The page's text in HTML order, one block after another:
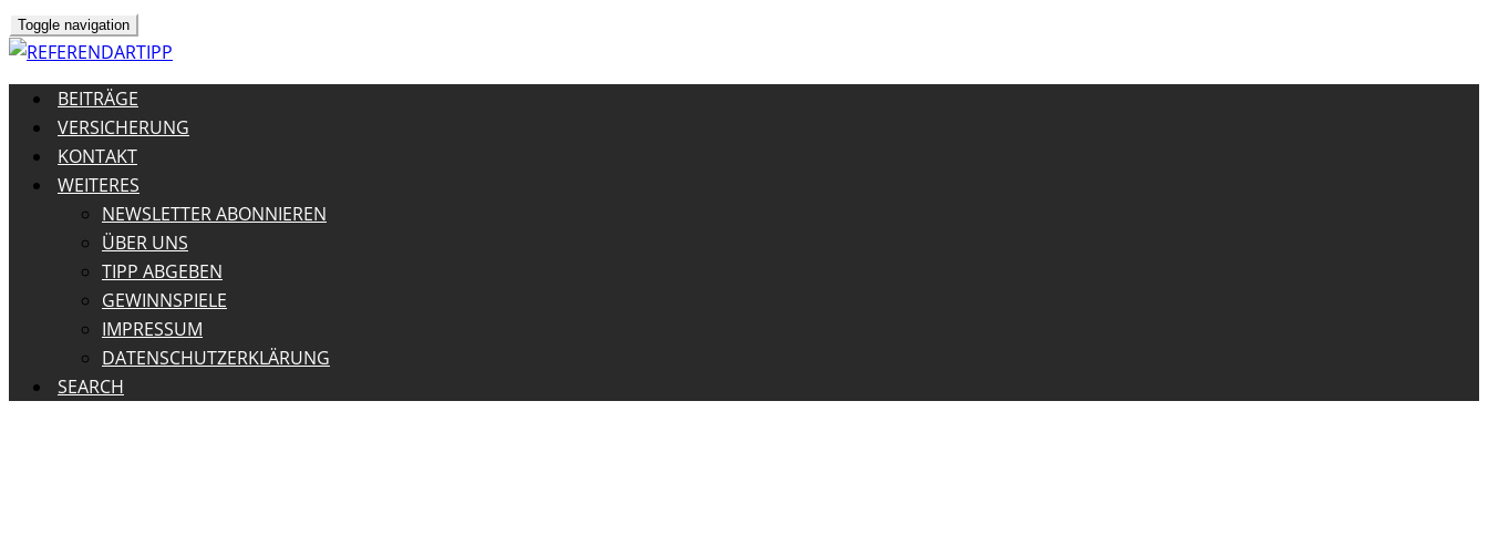
Toggle navigation
BEITRÄGE
VERSICHERUNG
KONTAKT
WEITERES
NEWSLETTER ABONNIEREN
ÜBER UNS
TIPP ABGEBEN
GEWINNSPIELE
IMPRESSUM
DATENSCHUTZERKLÄRUNG
SEARCH